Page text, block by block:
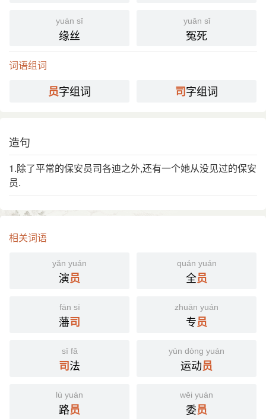
yuán sī
缘丝
yuān sǐ
冤死
词语组词
员字组词 司字组词
造句
1.除了平常的保安员司各迪之外,还有一个她从没见过的保安
员.
相关词语
yǎn yuán
演员
quán yuán
全员
fān sī
藩司
zhuān yuán
专员
sī fǎ
司法
yùn dòng yuán
运动员
lù yuán
路员
wěi yuán
委员